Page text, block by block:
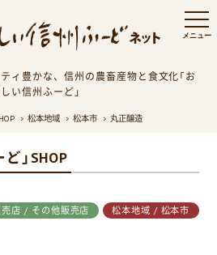
ィ豊かな、信州の農畜産物と食文化「お
い信州ふーど」
松本地域 松本市 丸正醸造
」SHOP
売店 / その他販売店 松本地域 / 松本市